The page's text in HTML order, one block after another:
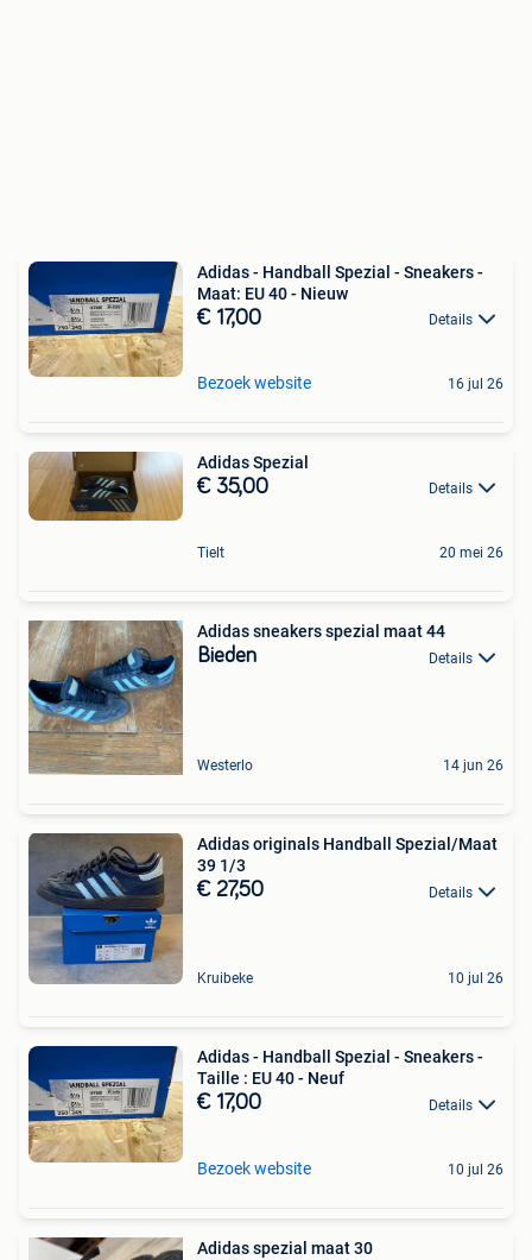
Adidas - Handball Spezial - Sneakers -
Maat: EU 40 - Nieuw
€ 17,00 Details
Bezoek website 16 jul 26
Adidas Spezial
€ 35,00 Details
Tielt 20 mei 26
Adidas sneakers spezial maat 44
Bieden Details
Westerlo 14 jun 26
Adidas originals Handball Spezial/Maat
39 1/3
€ 27,50 Details
Kruibeke 10 jul 26
Adidas - Handball Spezial - Sneakers -
Taille : EU 40 - Neuf
€ 17,00 Details
Bezoek website 10 jul 26
Adidas spezial maat 30